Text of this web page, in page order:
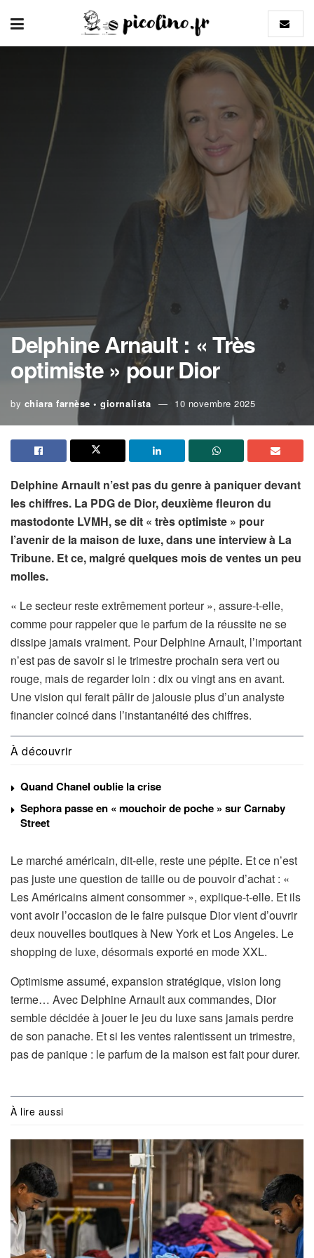
Delphine Arnault : « Très
optimiste » pour Dior
by chiara farnèse • giornalista 10 novembre 2025
Delphine Arnault n’est pas du genre à paniquer devant
les chiffres. La PDG de Dior, deuxième fleuron du
mastodonte LVMH, se dit « très optimiste » pour
l’avenir de la maison de luxe, dans une interview à La
Tribune. Et ce, malgré quelques mois de ventes un peu
molles.
« Le secteur reste extrêmement porteur », assure-t-elle,
comme pour rappeler que le parfum de la réussite ne se
dissipe jamais vraiment. Pour Delphine Arnault, l’important
n’est pas de savoir si le trimestre prochain sera vert ou
rouge, mais de regarder loin : dix ou vingt ans en avant.
Une vision qui ferait pâlir de jalousie plus d’un analyste
financier coincé dans l’instantanéité des chiffres.
À découvrir
Quand Chanel oublie la crise
Sephora passe en « mouchoir de poche » sur Carnaby
Street
Le marché américain, dit-elle, reste une pépite. Et ce n’est
pas juste une question de taille ou de pouvoir d’achat : «
Les Américains aiment consommer », explique-t-elle. Et ils
vont avoir l’occasion de le faire puisque Dior vient d’ouvrir
deux nouvelles boutiques à New York et Los Angeles. Le
shopping de luxe, désormais exporté en mode XXL.
Optimisme assumé, expansion stratégique, vision long
terme… Avec Delphine Arnault aux commandes, Dior
semble décidée à jouer le jeu du luxe sans jamais perdre
de son panache. Et si les ventes ralentissent un trimestre,
pas de panique : le parfum de la maison est fait pour durer.
À lire aussi